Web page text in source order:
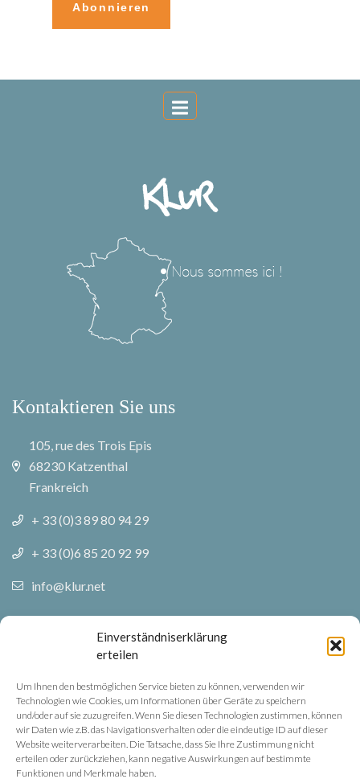
Einverständniserklärung
erteilen
Um Ihnen den bestmöglichen Service bieten zu können, verwenden wir
Technologien wie Cookies, um Informationen über Geräte zu speichern
und/oder auf sie zuzugreifen. Wenn Sie diesen Technologien zustimmen, können
wir Daten wie z.B. das Navigationsverhalten oder die eindeutige ID auf dieser
Website weiterverarbeiten. Die Tatsache, dass Sie Ihre Zustimmung nicht
erteilen oder zurückziehen, kann negative Auswirkungen auf bestimmte
Funktionen und Merkmale haben.
Abonnieren
Kontaktieren Sie uns
105, rue des Trois Epis
68230 Katzenthal
Frankreich
+ 33 (0)3 89 80 94 29
+ 33 (0)6 85 20 92 99
info@klur.net
Folgen Sie uns
Instagram
Rechtliche Hinweise